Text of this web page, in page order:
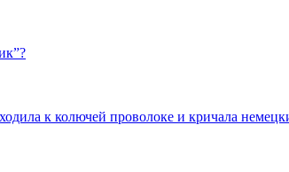
к колючей проволоке и кричала